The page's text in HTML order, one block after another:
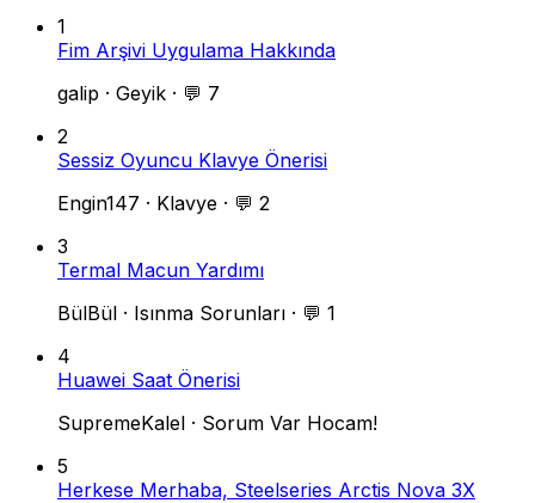
1
Fim Arşivi Uygulama Hakkında
galip · Geyik · 💬 7
2
Sessiz Oyuncu Klavye Önerisi
Engin147 · Klavye · 💬 2
3
Termal Macun Yardımı
BülBül · Isınma Sorunları · 💬 1
4
Huawei Saat Önerisi
SupremeKalel · Sorum Var Hocam!
5
Herkese Merhaba, Steelseries Arctis Nova 3X